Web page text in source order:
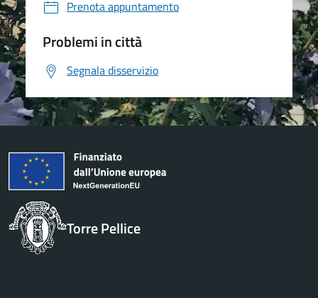
Prenota appuntamento
Problemi in città
Segnala disservizio
Torre Pellice